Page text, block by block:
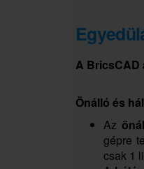
A BricsCAD
Önálló és
Az
gépre
csak 1